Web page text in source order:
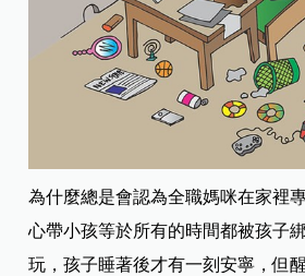
為什麼總是會認為全職媽咪在家裡
心帶小孩等於所有的時間都被孩子
玩，孩子睡著後才有一刻安寧，但